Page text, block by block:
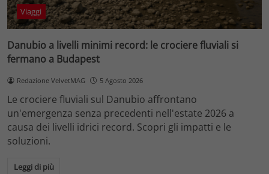
Viaggi
Danubio a livelli minimi record: le crociere fluviali si
fermano a Budapest
Redazione VelvetMAG 5 Agosto 2026
Le crociere fluviali sul Danubio affrontano
un'emergenza senza precedenti nell'estate 2026 a
causa dei livelli idrici record. Scopri gli impatti e le
soluzioni.
Leggi di più